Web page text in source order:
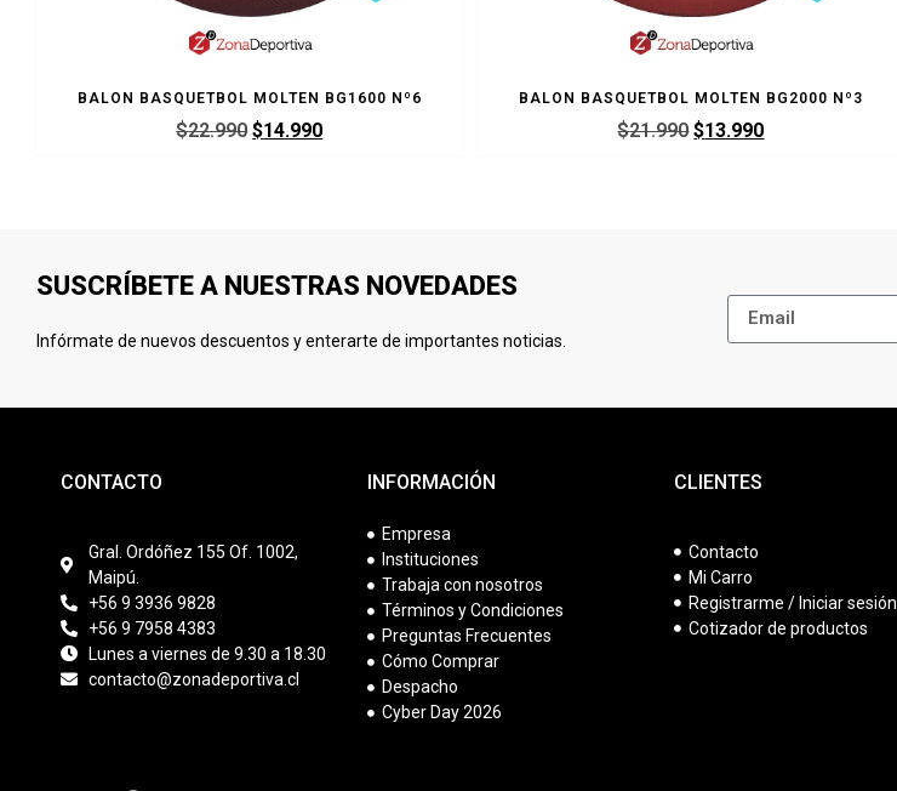
BALON BASQUETBOL MOLTEN BG1600 Nº6
$22.990 $14.990
BALON BASQUETBOL MOLTEN BG2000 Nº3
$21.990 $13.990
SUSCRÍBETE A NUESTRAS NOVEDADES
Infórmate de nuevos descuentos y enterarte de importantes noticias.
CONTACTO
Gral. Ordóñez 155 Of. 1002,
Maipú.
+56 9 3936 9828
+56 9 7958 4383
Lunes a viernes de 9.30 a 18.30
contacto@zonadeportiva.cl
INFORMACIÓN
Empresa
Instituciones
Trabaja con nosotros
Términos y Condiciones
Preguntas Frecuentes
Cómo Comprar
Despacho
Cyber Day 2026
CLIENTES
Contacto
Mi Carro
Registrarme / Iniciar sesión
Cotizador de productos